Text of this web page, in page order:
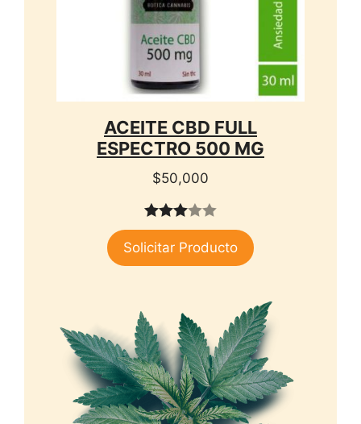
ACEITE CBD FULL
ESPECTRO 500 MG
$50,000
3.00
de 5
Solicitar Producto